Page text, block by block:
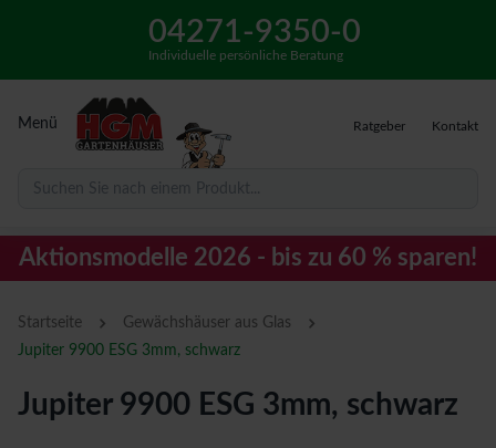
04271-9350-0
Individuelle persönliche Beratung
Menü Ratgeber Kontakt
Suchen Sie nach einem Produkt...
Aktionsmodelle 2026 - bis zu 60 % sparen!
Startseite › Gewächshäuser aus Glas ›
Jupiter 9900 ESG 3mm, schwarz
Jupiter 9900 ESG 3mm, schwarz